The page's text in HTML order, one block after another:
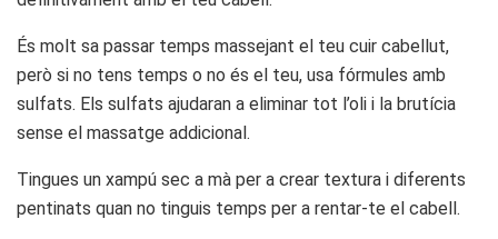
És molt sa passar temps massejant el teu cuir cabellut,
però si no tens temps o no és el teu, usa fórmules amb
sulfats. Els sulfats ajudaran a eliminar tot l’oli i la brutícia
sense el massatge addicional.
Tingues un xampú sec a mà per a crear textura i diferents
pentinats quan no tinguis temps per a rentar-te el cabell.